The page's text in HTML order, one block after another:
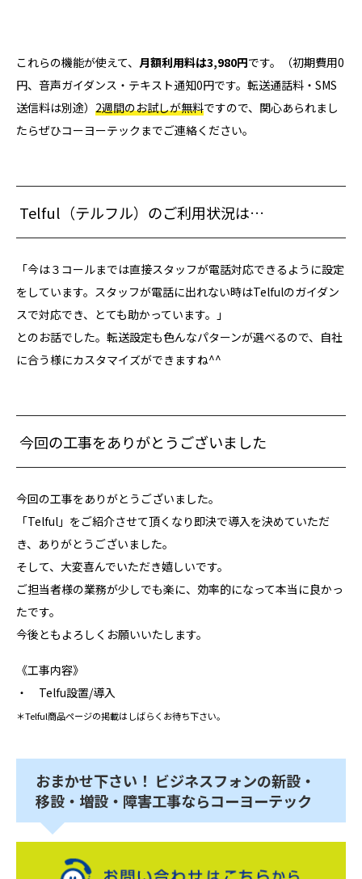
これらの機能が使えて、 月額利用料は3,980円です。（初期費用0
円、音声ガイダンス・テキスト通知0円です。転送通話料・SMS
送信料は別途） 2週間のお試しが無料ですので、関心あられまし
たらぜひコーヨーテックまでご連絡ください。
Telful（テルフル）のご利用状況は…
「今は３コールまでは直接スタッフが電話対応できるように設定
をしています。スタッフが電話に出れない時はTelfulのガイダン
スで対応でき、とても助かっています。」
とのお話でした。転送設定も色んなパターンが選べるので、自社
に合う様にカスタマイズができますね^^
今回の工事をありがとうございました
今回の工事をありがとうございました。
「Telful」をご紹介させて頂くなり即決で導入を決めていただ
き、ありがとうございました。
そして、大変喜んでいただき嬉しいです。
ご担当者様の業務が少しでも楽に、効率的になって本当に良かっ
たです。
今後ともよろしくお願いいたします。
《工事内容》
・ Telfu設置/導入
＊Telful商品ページの掲載はしばらくお待ち下さい。
おまかせ下さい！ ビジネスフォンの新設・
移設・増設・障害工事ならコーヨーテック